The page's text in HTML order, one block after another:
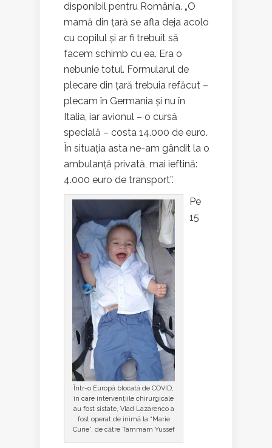
disponibil pentru România. „O
mamă din țară se afla deja acolo
cu copilul și ar fi trebuit să
facem schimb cu ea. Era o
nebunie totul. Formularul de
plecare din țară trebuia refăcut –
plecam în Germania și nu în
Italia, iar avionul – o cursă
specială – costa 14.000 de euro.
În situația asta ne-am gândit la o
ambulanță privată, mai ieftină:
4.000 euro de transport”.
Într-o Europă blocată de COVID,
în care intervențiile chirurgicale
au fost sistate, Vlad Lazarenco a
fost operat de inimă la “Marie
Curie”, de către Tammam Yussef
Pe
15